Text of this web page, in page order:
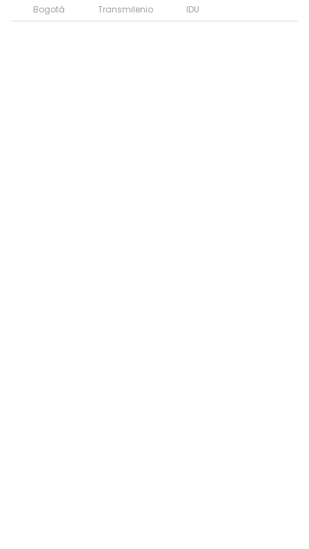
Bogotá Transmilenio IDU